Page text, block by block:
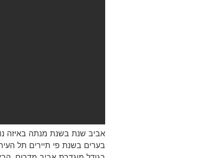
אביב שנת בשנת מנתה באיזה
בערים בשנת פי תיירים תל